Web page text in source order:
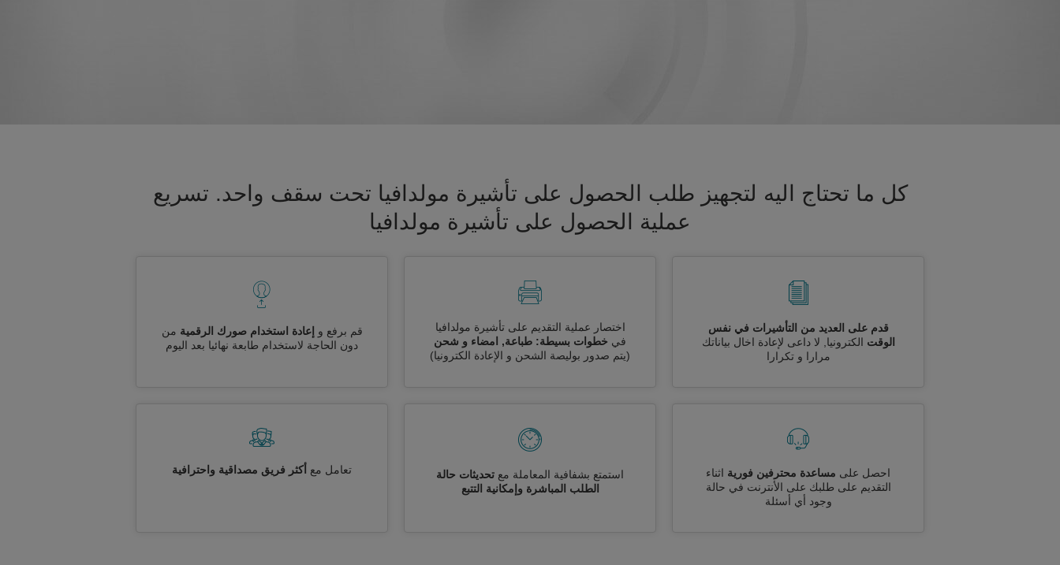
كل ما تحتاج اليه لتجهيز طلب الحصول على تأشيرة مولدافيا تحت سقف واحد. تسريع
عملية الحصول على تأشيرة مولدافيا
قدم على العديد من التأشيرات في نفس
الوقت الكترونيا, لا داعى لإعادة اخال بياناتك
مرارا و تكرارا
اختصار عملية التقديم على تأشيرة مولدافيا
في خطوات بسيطة: طباعة, امضاء و شحن
(يتم صدور بوليصة الشحن و الإعادة الكترونيا)
قم برفع و إعادة استخدام صورك الرقمية من
دون الحاجة لاستخدام طابعة نهائيا بعد اليوم
احصل على مساعدة محترفين فورية اثناء
التقديم على طلبك على الأنترنت في حالة
وجود أي أسئلة
استمتع بشفافية المعاملة مع تحديثات حالة
الطلب المباشرة وإمكانية التتبع
تعامل مع أكثر فريق مصداقية واحترافية